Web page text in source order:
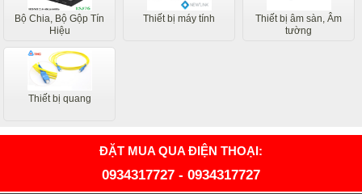
Bộ Chia, Bộ Gộp Tín
Hiệu
Thiết bị máy tính
Thiết bị âm sàn, Âm
tường
Thiết bị quang
ĐẶT MUA QUA ĐIỆN THOẠI:
0934317727 - 0934317727